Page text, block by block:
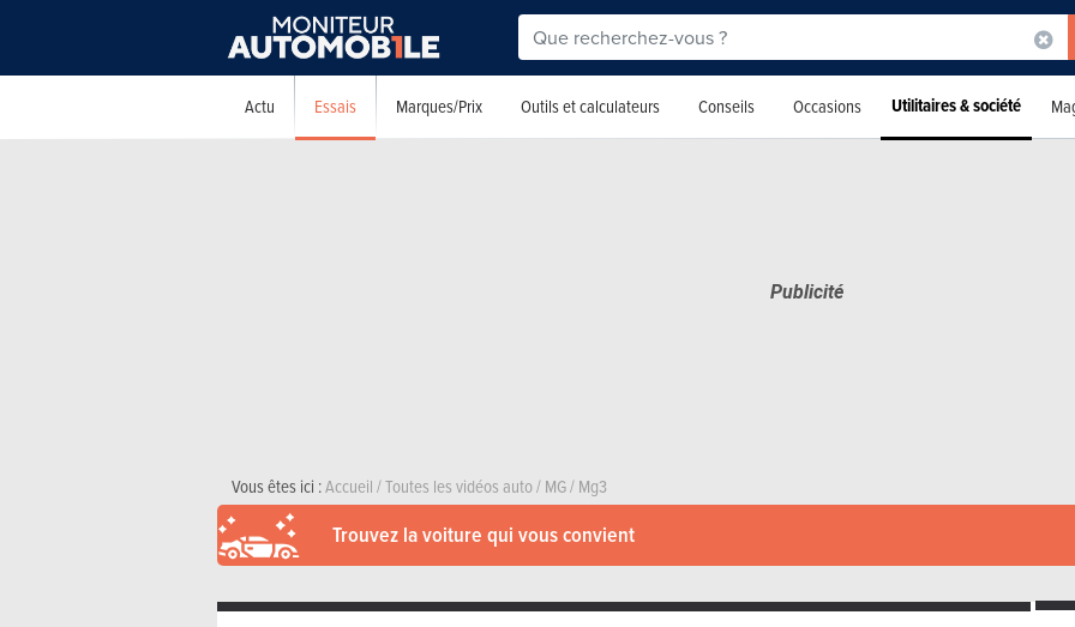
Actu Essais Marques/Prix Outils et calculateurs Conseils Occasions Utilitaires & société
Vous êtes ici :Accueil/Toutes les vidéos auto/MG/Mg3
Trouvez la voiture qui vous convient